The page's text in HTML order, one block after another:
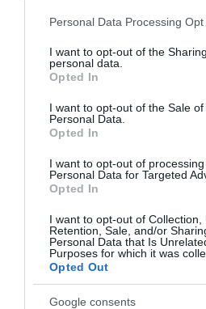
Please note that this website/app
not limited to your visit or usage
grant or deny consent to Google
use your data for below specified
consent section.
Personal Data Processing
I want to opt-out of the
personal data.
Opted In
I want to opt-out of the Sale of
Personal Data.
Opted In
I want to opt-out of
Personal Data for Targeted
Opted In
I want to opt-out of Collection,
Retention, Sale, and/or
Personal Data that Is
Purposes for which it was
Opted Out
Google consents
2023. február 23 |Eger ügye
Olcsó trükkel próbálta megvezetni
„színezni” az önkormányzat a szerdai
beszámoltunk arról, hogy az EVAT
tájékoztatta portálunka...
AZ EGRI ALJEGYZŐ MAGÁNOKIRAT-
2023. február 23|Eger ügye
A Szolnoki Törvényszék ismertette a
Karcagi Járásbíróság, a Szolnoki
helybenhagyo...
ADATSZIVÁRGÁS AZ EVAT-NÁL,
2023. március 01|Eger ügye